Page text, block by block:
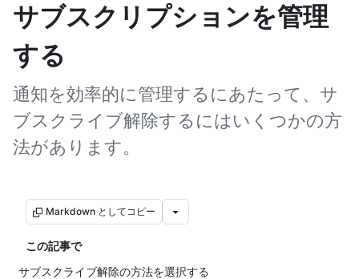
サブスクリプションを管理
する
通知を効率的に管理するにあたって、サ
ブスクライブ解除するにはいくつかの方
法があります。
Markdown としてコピー
この記事で
サブスクライブ解除の方法を選択する